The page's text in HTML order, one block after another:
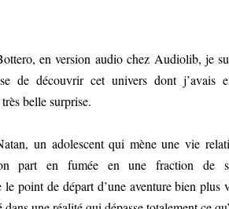
en version audio chez Audiolib, je
de découvrir cet univers dont j’avais
belle surprise.
un adolescent qui mène une vie
part en fumée en une fraction de
point de départ d’une aventure bien plus